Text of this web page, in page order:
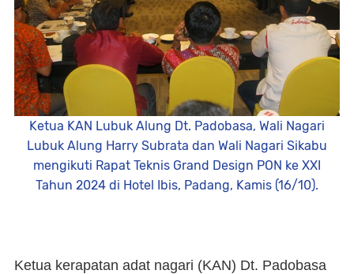
Ketua KAN Lubuk Alung Dt. Padobasa, Wali Nagari
Lubuk Alung Harry Subrata dan Wali Nagari Sikabu
mengikuti Rapat Teknis Grand Design PON ke XXI
Tahun 2024 di Hotel Ibis, Padang, Kamis (16/10).
Ketua kerapatan adat nagari (KAN) Dt. Padobasa